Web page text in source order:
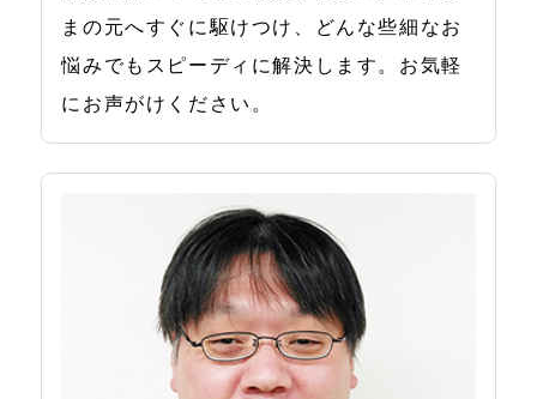
まの元へすぐに駆けつけ、どんな些細なお
悩みでもスピーディに解決します。お気軽
にお声がけください。